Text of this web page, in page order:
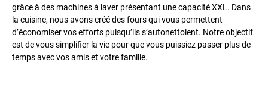
grâce à des machines à laver présentant une capacité XXL. Dans
la cuisine, nous avons créé des fours qui vous permettent
d’économiser vos efforts puisqu’ils s’autonettoient. Notre objectif
est de vous simplifier la vie pour que vous puissiez passer plus de
temps avec vos amis et votre famille.